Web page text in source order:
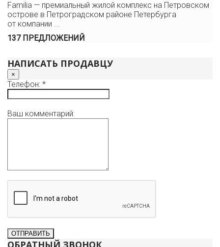
Familia — премиальный жилой комплекс на Петровском
острове в Петроградском районе Петербурга
от компании ...
137 ПРЕДЛОЖЕНИЙ
НАПИСАТЬ ПРОДАВЦУ
×
Телефон: *
Ваш комментарий: